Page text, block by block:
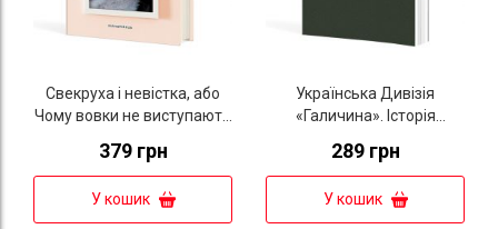
Свекруха і невістка, або
Чому вовки не виступають
379 грн
У кошик
Українська Дивізія
«Галичина». Історія
у 1943–1945 роках
289 грн
У кошик